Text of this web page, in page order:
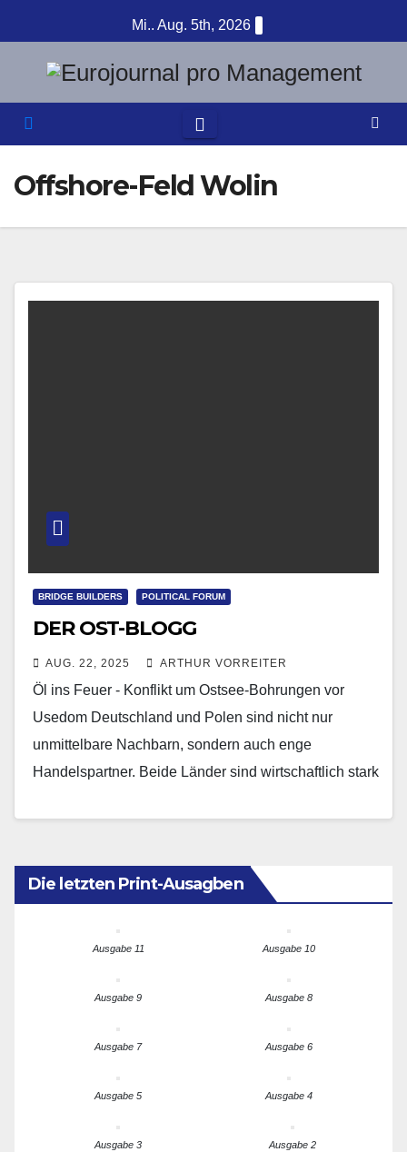
Inhalt
springen
Mi.. Aug. 5th, 2026
Offshore-Feld Wolin
BRIDGE BUILDERS POLITICAL FORUM
DER OST-BLOGG
AUG. 22, 2025 ARTHUR VORREITER
Öl ins Feuer - Konflikt um Ostsee-Bohrungen vor
Usedom Deutschland und Polen sind nicht nur
unmittelbare Nachbarn, sondern auch enge
Handelspartner. Beide Länder sind wirtschaftlich stark
Die letzten Print-Ausagben
Ausgabe 11 Ausgabe 10
Ausgabe 9 Ausgabe 8
Ausgabe 7 Ausgabe 6
Ausgabe 5 Ausgabe 4
Ausgabe 3 Ausgabe 2